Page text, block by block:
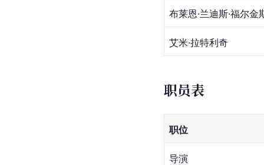
布莱恩·兰迪斯·福尔金
艾米·拉特利奇
职员表
职位
导演